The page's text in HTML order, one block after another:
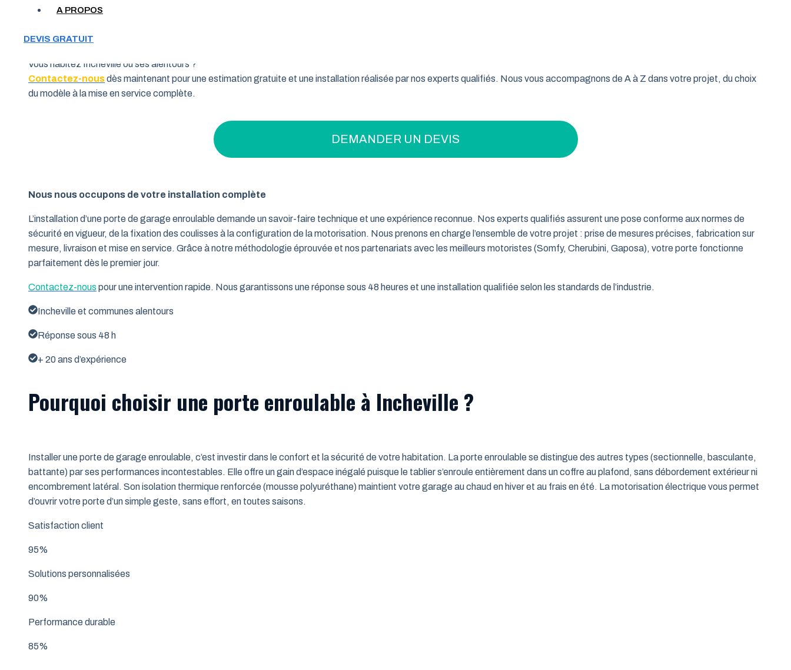
A PROPOS
DEVIS GRATUIT
Votre garage manque de place et vous cherchez une solution pratique pour optimiser votre espace ? La porte de garage enroulable est la réponse idéale pour les propriétaires qui
pourquoi de nombreux habitants de la région Normandie font confiance à ce type de porte pour sécuriser leur garage tout en gardant un espace maximal à l’intérieur.
Vous habitez Incheville ou ses alentours ?
Contactez-nousdès maintenant pour une estimation gratuite et une installation réalisée par nos experts qualifiés. Nous vous accompagnons de A à Z dans votre projet, du choix
du modèle à la mise en service complète.
DEMANDER UN DEVIS
Nous nous occupons de votre installation complète
L’installation d’une porte de garage enroulable demande un savoir-faire technique et une expérience reconnue. Nos experts qualifiés assurent une pose conforme aux normes de
sécurité en vigueur, de la fixation des coulisses à la configuration de la motorisation. Nous prenons en charge l’ensemble de votre projet : prise de mesures précises, fabrication sur
mesure, livraison et mise en service. Grâce à notre méthodologie éprouvée et nos partenariats avec les meilleurs motoristes (Somfy, Cherubini, Gaposa), votre porte fonctionne
parfaitement dès le premier jour.
Contactez-nous pour une intervention rapide. Nous garantissons une réponse sous 48 heures et une installation qualifiée selon les standards de l’industrie.
Incheville et communes alentours
Réponse sous 48 h
+ 20 ans d’expérience
Pourquoi choisir une porte enroulable à Incheville ?
Installer une porte de garage enroulable, c’est investir dans le confort et la sécurité de votre habitation. La porte enroulable se distingue des autres types (sectionnelle, basculante,
battante) par ses performances incontestables. Elle offre un gain d’espace inégalé puisque le tablier s’enroule entièrement dans un coffre au plafond, sans débordement extérieur ni
encombrement latéral. Son isolation thermique renforcée (mousse polyuréthane) maintient votre garage au chaud en hiver et au frais en été. La motorisation électrique vous permet
d’ouvrir votre porte d’un simple geste, sans effort, en toutes saisons.
Satisfaction client
95%
Solutions personnalisées
90%
Performance durable
85%